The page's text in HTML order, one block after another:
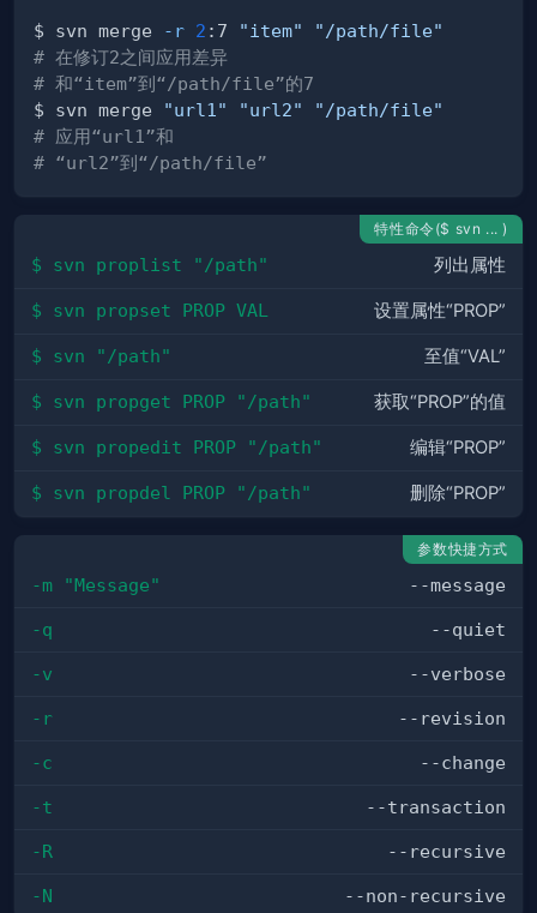
$ svn merge -r 2 :7 "item"
"/path/file"
# 在修订2之间应用差异
# 和“item”到“/path/file”的7
$ svn merge
"url1" "url2"
"/path/file"
# 应用“url1”和
# “url2”到“/path/file”
特性命令($ svn ... )
$ svn proplist "/path" 列出属性
$ svn propset PROP VAL 设置属性“PROP”
$ svn "/path" 至值“VAL”
$ svn propget PROP "/path" 获取“PROP”的值
$ svn propedit PROP "/path" 编辑“PROP”
$ svn propdel PROP "/path" 删除“PROP”
参数快捷方式
-m "Message" --message
-q --quiet
-v --verbose
-r --revision
-c --change
-t --transaction
-R --recursive
-N --non-recursive